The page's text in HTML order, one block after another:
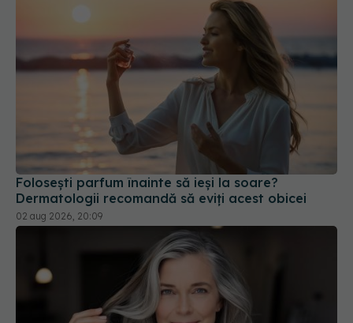
Folosești parfum înainte să ieși la soare?
Dermatologii recomandă să eviți acest obicei
02 aug 2026, 20:09